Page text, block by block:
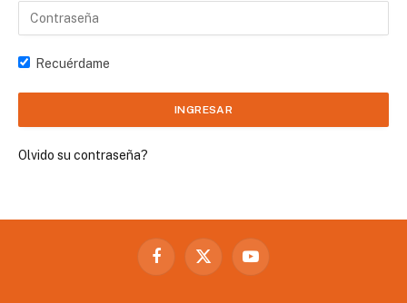
Recuérdame
Olvido su contraseña?
Facebook
X
YouTube